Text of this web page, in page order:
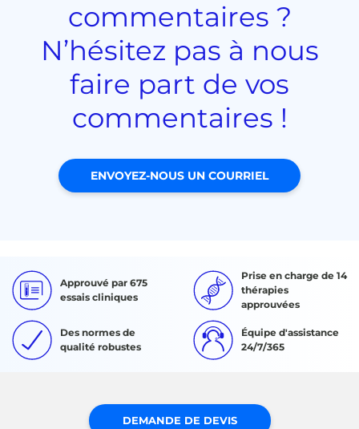
commentaires ?
N’hésitez pas à nous
faire part de vos
commentaires !
ENVOYEZ-NOUS UN COURRIEL
Approuvé par 675
essais cliniques
Prise en charge de 14
thérapies
approuvées
Des normes de
qualité robustes
Équipe d'assistance
24/7/365
DEMANDE DE DEVIS